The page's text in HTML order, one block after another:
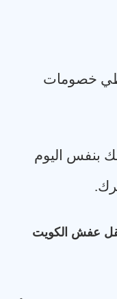
خصومات
بنفس اليوم
.
عفش الكويت